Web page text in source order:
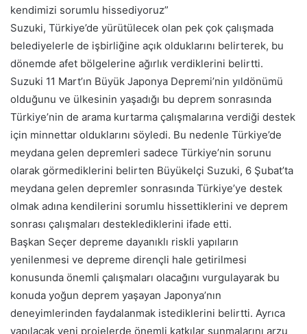
kendimizi sorumlu hissediyoruz”
Suzuki, Türkiye’de yürütülecek olan pek çok çalışmada
belediyelerle de işbirliğine açık olduklarını belirterek, bu
dönemde afet bölgelerine ağırlık verdiklerini belirtti.
Suzuki 11 Mart’ın Büyük Japonya Depremi’nin yıldönümü
olduğunu ve ülkesinin yaşadığı bu deprem sonrasında
Türkiye’nin de arama kurtarma çalışmalarına verdiği destek
için minnettar olduklarını söyledi. Bu nedenle Türkiye’de
meydana gelen depremleri sadece Türkiye’nin sorunu
olarak görmediklerini belirten Büyükelçi Suzuki, 6 Şubat’ta
meydana gelen depremler sonrasında Türkiye’ye destek
olmak adına kendilerini sorumlu hissettiklerini ve deprem
sonrası çalışmaları desteklediklerini ifade etti.
Başkan Seçer depreme dayanıklı riskli yapıların
yenilenmesi ve depreme dirençli hale getirilmesi
konusunda önemli çalışmaları olacağını vurgulayarak bu
konuda yoğun deprem yaşayan Japonya’nın
deneyimlerinden faydalanmak istediklerini belirtti. Ayrıca
yapılacak yeni projelerde önemli katkılar sunmalarını arzu